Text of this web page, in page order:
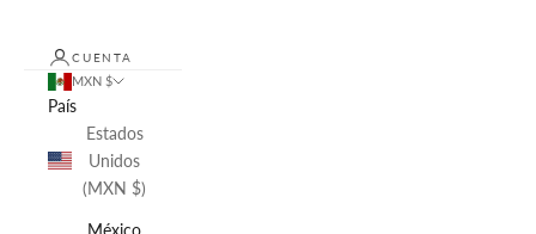
CUENTA
MXN $
País
Estados
Unidos
(MXN $)
México